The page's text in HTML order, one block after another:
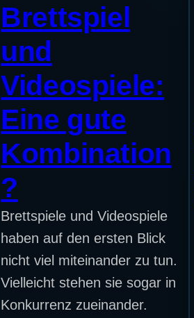
Brettspiel
und
Videospiele:
Eine gute
Kombination
?
Brettspiele und Videospiele
haben auf den ersten Blick
nicht viel miteinander zu tun.
Vielleicht stehen sie sogar in
Konkurrenz zueinander.